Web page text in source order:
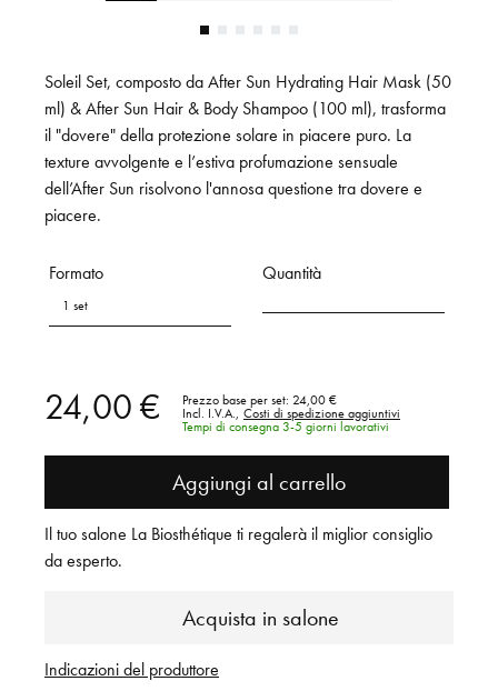
Soleil Set, composto da After Sun Hydrating Hair Mask (50
ml) & After Sun Hair & Body Shampoo (100 ml), trasforma
il "dovere" della protezione solare in piacere puro. La
texture avvolgente e l’estiva profumazione sensuale
dell’After Sun risolvono l'annosa questione tra dovere e
piacere.
Formato
1 set
Quantità
24,00 € Prezzo base per set: 24,00 €
Incl. I.V.A.,
Costi di spedizione aggiuntivi
Tempi di consegna 3-5 giorni lavorativi
Aggiungi al carrello
Acquista in salone
Il tuo salone La Biosthétique ti regalerà il miglior consiglio
da esperto.
Indicazioni del produttore